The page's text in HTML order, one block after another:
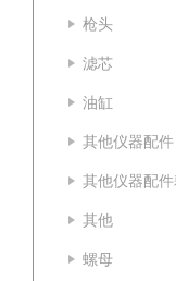
枪头
滤芯
油缸
其他仪器配件
其他仪器配
其他
螺母